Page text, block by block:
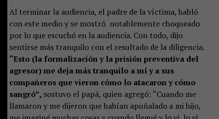
Al terminar la audiencia, el padre de la víctima, habló
con este medio y se mostró notablemente choqueado
por lo que escuchó en la audiencia. Con todo, dijo
sentirse más tranquilo con el resultado de la diligencia.
“Esto (la formalización y la prisión preventiva del
agresor) me deja más tranquilo a mí y a sus
compañeros que vieron cómo lo atacaron y cómo
sangró”, sostuvo el papá, quien agregó: “Cuando me
llamaron y me dijeron que habían apuñalado a mi hijo,